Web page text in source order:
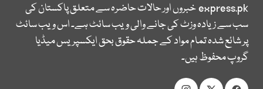
express.pkخبروں اور حالات حاضرہ سے متعلق پاکستان کی
سب سے زیادہ وزٹ کی جانے والی ویب سائٹ ہے۔ اس ویب سائٹ
پر شائع شدہ تمام مواد کے جملہ حقوق بحق ایکسپریس میڈیا
گروپ محفوظ ہیں۔